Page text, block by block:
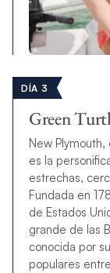
DÍA 3
Green
New
es la
estrechas,
Fundada en
de Estados
grande de las
conocida por
populares